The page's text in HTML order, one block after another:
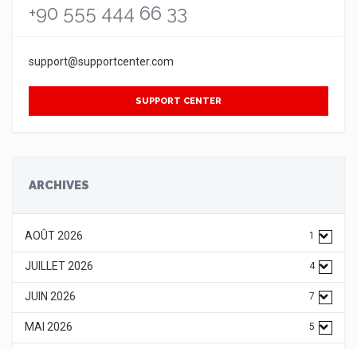
+90 555 444 66 33
support@supportcenter.com
SUPPORT CENTER
ARCHIVES
AOÛT 2026 1
JUILLET 2026 4
JUIN 2026 7
MAI 2026 5